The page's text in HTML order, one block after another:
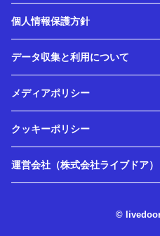
個人情報保護方針
データ収集と利用について
メディアポリシー
クッキーポリシー
運営会社（株式会社ライブドア）
©